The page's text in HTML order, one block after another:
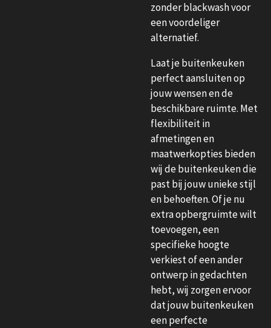
zonder blackwash voor
een voordeliger
alternatief.
Laat je buitenkeuken
perfect aansluiten op
jouw wensen en de
beschikbare ruimte. Met
flexibiliteit in
afmetingen en
maatwerkopties bieden
wij de buitenkeuken die
past bij jouw unieke stijl
en behoeften. Of je nu
extra opbergruimte wilt
toevoegen, een
specifieke hoogte
verkiest of een ander
ontwerp in gedachten
hebt, wij zorgen ervoor
dat jouw buitenkeuken
een perfecte